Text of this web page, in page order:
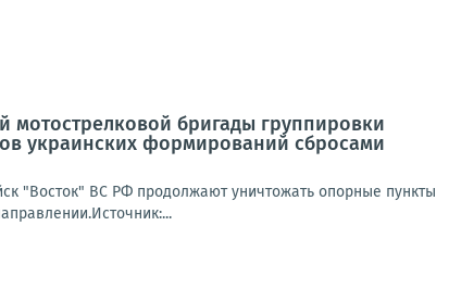
мотострелковой бригады группировки
украинских формирований сбросами
"Восток" ВС РФ продолжают уничтожать опорные пункты